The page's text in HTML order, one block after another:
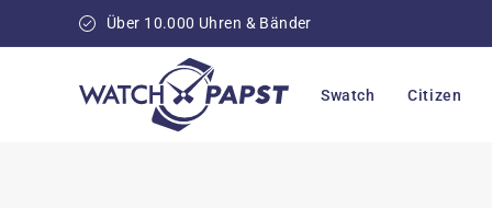
Über 10.000 Uhren & Bänder
Swatch Citizen